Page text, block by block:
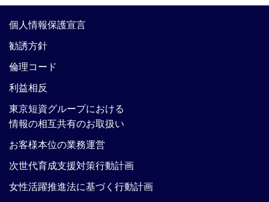
個人情報保護宣言
勧誘方針
倫理コード
利益相反
東京短資グループにおける
情報の相互共有のお取扱い
お客様本位の業務運営
次世代育成支援対策行動計画
女性活躍推進法に基づく行動計画